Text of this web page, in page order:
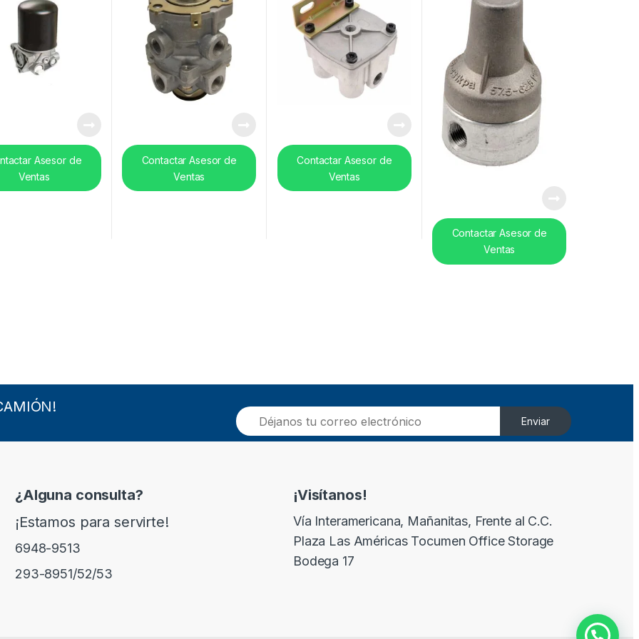
Asesor de
Ventas
Contactar Asesor de
Ventas
Contactar Asesor de
Ventas
Contactar Asesor de
Ventas
E
m
a
Enviar
¿Alguna consulta?
¡Estamos para servirte!
6948-9513
293-8951/52/53
¡Visítanos!
Vía Interamericana, Mañanitas, Frente al C.C.
Plaza Las Américas Tocumen Office Storage
Bodega 17